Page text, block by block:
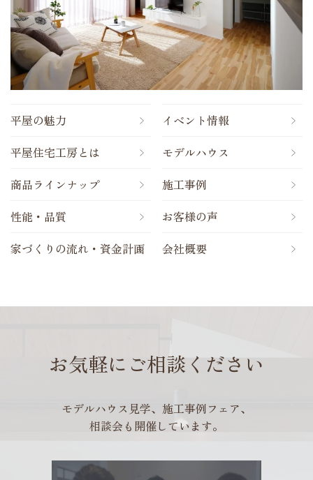
平屋の魅力
平屋住宅工房とは
商品ラインナップ
性能・品質
家づくりの流れ・資金計画
イベント情報
モデルハウス
施工事例
お客様の声
会社概要
お気軽にご相談ください
モデルハウス見学、施工事例フェア、
相談会も開催しています。